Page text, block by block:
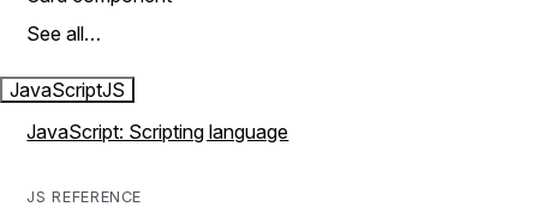
See all…
JavaScriptJS
JavaScript: Scripting language
JS REFERENCE